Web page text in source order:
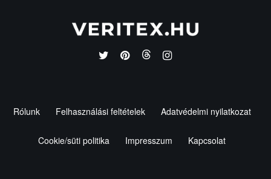
Rólunk Felhasználási feltételek Adatvédelmi nyilatkozat
Cookie/süti politika Impresszum Kapcsolat